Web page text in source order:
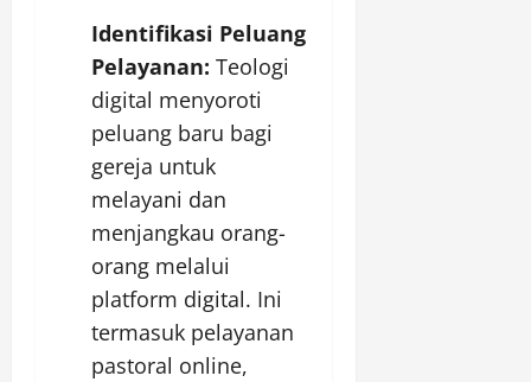
Identifikasi Peluang
Pelayanan: Teologi
digital menyoroti
peluang baru bagi
gereja untuk
melayani dan
menjangkau orang-
orang melalui
platform digital. Ini
termasuk pelayanan
pastoral online,